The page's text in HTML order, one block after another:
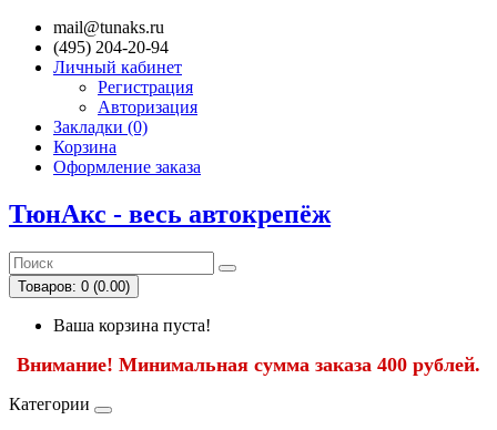
mail@tunaks.ru
(495) 204-20-94
Личный кабинет
Регистрация
Авторизация
Закладки (0)
Корзина
Оформление заказа
ТюнАкс - весь автокрепёж
Товаров: 0 (0.00)
Ваша корзина пуста!
Внимание! Минимальная сумма заказа 400 рублей.
Категории